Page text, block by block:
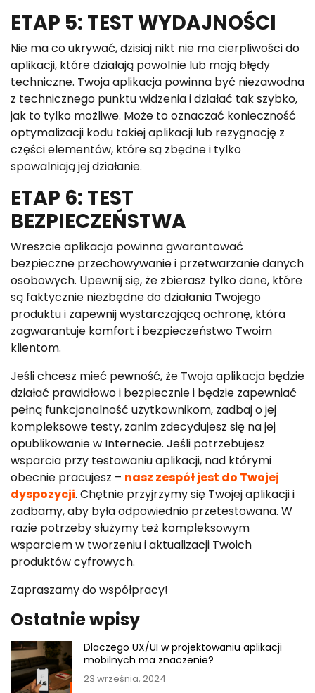
ETAP 5: TEST WYDAJNOŚCI
Nie ma co ukrywać, dzisiaj nikt nie ma cierpliwości do
aplikacji, które działają powolnie lub mają błędy
techniczne. Twoja aplikacja powinna być niezawodna
z technicznego punktu widzenia i działać tak szybko,
jak to tylko możliwe. Może to oznaczać konieczność
optymalizacji kodu takiej aplikacji lub rezygnację z
części elementów, które są zbędne i tylko
spowalniają jej działanie.
ETAP 6: TEST
BEZPIECZEŃSTWA
Wreszcie aplikacja powinna gwarantować
bezpieczne przechowywanie i przetwarzanie danych
osobowych. Upewnij się, że zbierasz tylko dane, które
są faktycznie niezbędne do działania Twojego
produktu i zapewnij wystarczającą ochronę, która
zagwarantuje komfort i bezpieczeństwo Twoim
klientom.
Jeśli chcesz mieć pewność, że Twoja aplikacja będzie
działać prawidłowo i bezpiecznie i będzie zapewniać
pełną funkcjonalność użytkownikom, zadbaj o jej
kompleksowe testy, zanim zdecydujesz się na jej
opublikowanie w Internecie. Jeśli potrzebujesz
wsparcia przy testowaniu aplikacji, nad którymi
obecnie pracujesz – nasz zespół jest do Twojej
dyspozycji. Chętnie przyjrzymy się Twojej aplikacji i
zadbamy, aby była odpowiednio przetestowana. W
razie potrzeby służymy też kompleksowym
wsparciem w tworzeniu i aktualizacji Twoich
produktów cyfrowych.
Zapraszamy do współpracy!
Ostatnie wpisy
Dlaczego UX/UI w projektowaniu aplikacji
mobilnych ma znaczenie?
23 września, 2024